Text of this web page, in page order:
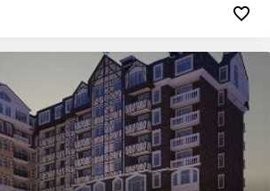
